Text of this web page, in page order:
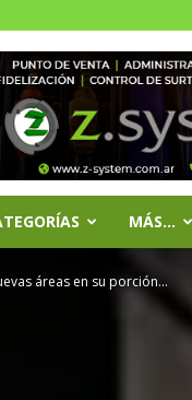
MÁS…
áreas en su porción...